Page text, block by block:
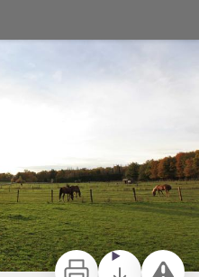
d'Or - PNRHVC
ImprimerTéléchargerSignaler